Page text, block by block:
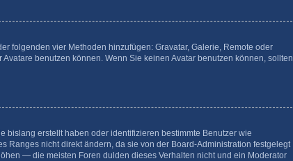
folgenden vier Methoden hinzufügen: Gravatar, Galerie, Remote oder
benutzen können. Wenn Sie keinen Avatar benutzen können, sollten
bislang erstellt haben oder identifizieren bestimmte Benutzer wie
Ranges nicht direkt ändern, da sie von der Board-Administration festgelegt
— die meisten Foren dulden dieses Verhalten nicht und ein Moderator